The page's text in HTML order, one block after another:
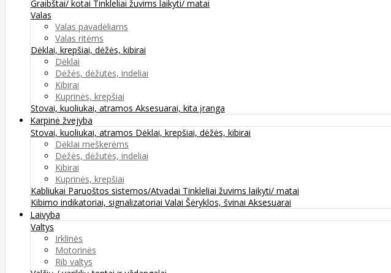
Graibštai/ kotai Tinkleliai žuvims laikyti/ matai
Valas
Valas pavadėliams
Valas ritėms
Dėklai, krepšiai, dėžės, kibirai
Dėklai
Dėžės, dėžutės, indeliai
Kibirai
Kuprinės, krepšiai
Stovai, kuoliukai, atramos Aksesuarai, kita įranga
Karpinė žvejyba
Stovai, kuoliukai, atramos Dėklai, krepšiai, dėžės, kibirai
Dėklai meškerėms
Dėžės, dėžutės, indeliai
Kibirai
Kuprinės, krepšiai
Kabliukai Paruoštos sistemos/Atvadai Tinkleliai žuvims laikyti/ matai
Kibimo indikatoriai, signalizatoriai Valai Šėryklos, švinai Aksesuarai
Laivyba
Valtys
Irklinės
Motorinės
Rib valtys